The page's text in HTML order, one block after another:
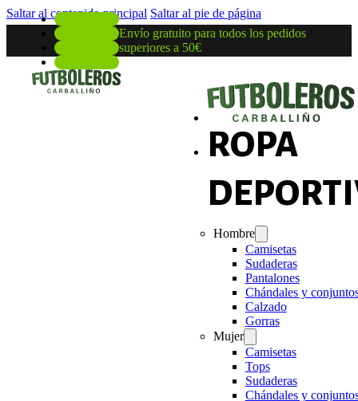
Saltar al contenido principal Saltar al pie de página
Envío gratuito para todos los pedidos
superiores a 50€
ROPA
Hombre
Camisetas
Sudaderas
Pantalones
Chándales y
Calzado
Gorras
Mujer
Camisetas
Tops
Sudaderas
Chándales y